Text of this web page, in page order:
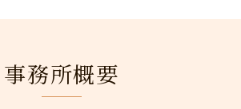
事務所概要